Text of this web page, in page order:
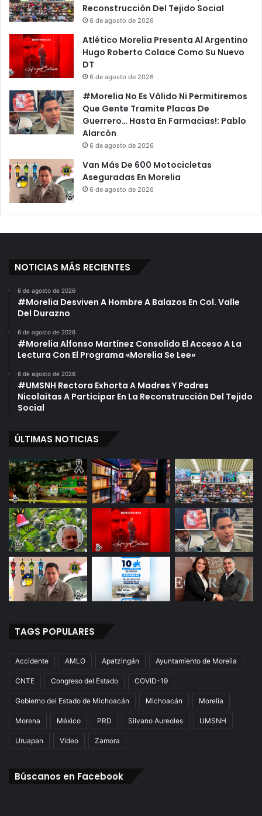
Reconstrucción Del Tejido Social
6 de agosto de 2026
Atlético Morelia Presenta Al Argentino
Hugo Roberto Colace Como Su Nuevo
DT
6 de agosto de 2026
#Morelia No Es Válido Ni Permitiremos
Que Gente Tramite Placas De
Guerrero… Hasta En Farmacias!: Pablo
Alarcón
6 de agosto de 2026
Van Más De 600 Motocicletas
Aseguradas En Morelia
6 de agosto de 2026
NOTICIAS MÁS RECIENTES
6 de agosto de 2026
#Morelia Desviven A Hombre A Balazos En Col. Valle
Del Durazno
6 de agosto de 2026
#Morelia Alfonso Martínez Consolido El Acceso A La
Lectura Con El Programa «Morelia Se Lee»
6 de agosto de 2026
#UMSNH Rectora Exhorta A Madres Y Padres
Nicolaitas A Participar En La Reconstrucción Del Tejido
Social
ÚLTIMAS NOTICIAS
TAGS POPULARES
Accidente AMLO Apatzingán Ayuntamiento de Morelia
CNTE Congreso del Estado COVID-19
Gobierno del Estado de Michoacán Michoacán Morelia
Morena México PRD Silvano Aureoles UMSNH
Uruapan Video Zamora
Búscanos en Facebook